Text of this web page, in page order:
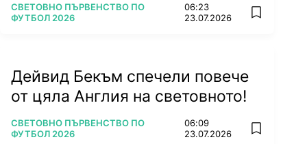
ПОВЕЧЕ ОТ
СВЕТОВНО ПЪРВЕНСТВО ПО
ФУТБОЛ 2026
06:23
23.07.2026
add
Дейвид Бекъм спечели повече
от цяла Англия на световното!
ПОВЕЧЕ ОТ
СВЕТОВНО ПЪРВЕНСТВО ПО
ФУТБОЛ 2026
06:09
23.07.2026
add